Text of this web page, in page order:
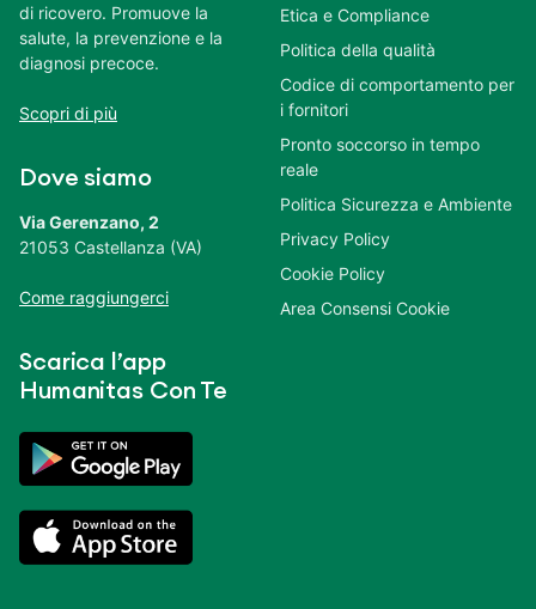
di ricovero. Promuove la
salute, la prevenzione e la
diagnosi precoce.
Scopri di più
Dove siamo
Via Gerenzano, 2
21053 Castellanza (VA)
Come raggiungerci
Scarica l’app
Humanitas Con Te
Etica e Compliance
Politica della qualità
Codice di comportamento per
i fornitori
Pronto soccorso in tempo
reale
Politica Sicurezza e Ambiente
Privacy Policy
Cookie Policy
Area Consensi Cookie